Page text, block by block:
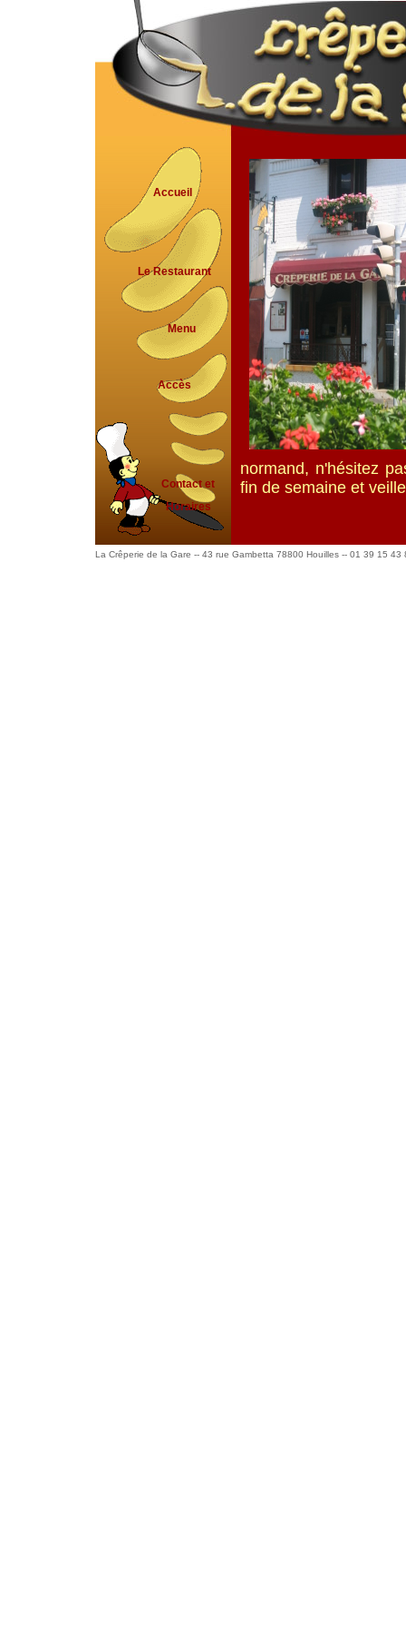
Accueil
Le Restaurant
Menu
Accès
Contact et
Horaires
normand, n'hésitez
fin de semaine et
La Crêperie de la Gare -- 43 rue Gambetta 78800 Houilles -- 01 39 15 43